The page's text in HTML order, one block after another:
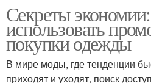
Секреты
использовать
покупки одежды
В мире моды, где тенденции
приходят и уходят, поиск